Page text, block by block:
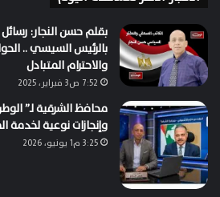
بقلم حسن النجار:
بالرئيس السيسي ..
والاحترام المتبادل
7:52 ص3 فبراير، 2025
وإنجازات نوعية لخدمة
3:25 م1 يونيو، 2026